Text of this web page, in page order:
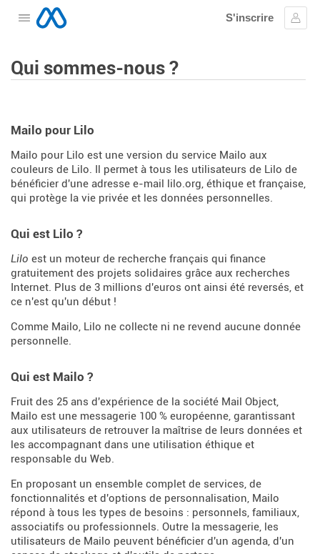
Ouvrir le menu
S'inscrire
Se
Qui sommes-nous ?
Mailo pour Lilo
Mailo pour Lilo est une version du service Mailo aux
couleurs de Lilo. Il permet à tous les utilisateurs de Lilo de
bénéficier d'une adresse e-mail lilo.org, éthique et française,
qui protège la vie privée et les données personnelles.
Qui est Lilo ?
Lilo est un moteur de recherche français qui finance
gratuitement des projets solidaires grâce aux recherches
Internet. Plus de 3 millions d'euros ont ainsi été reversés, et
ce n'est qu'un début !
Comme Mailo, Lilo ne collecte ni ne revend aucune donnée
personnelle.
Qui est Mailo ?
Fruit des 25 ans d'expérience de la société Mail Object,
Mailo est une messagerie 100 % européenne, garantissant
aux utilisateurs de retrouver la maîtrise de leurs données et
les accompagnant dans une utilisation éthique et
responsable du Web.
En proposant un ensemble complet de services, de
fonctionnalités et d'options de personnalisation, Mailo
répond à tous les types de besoins : personnels, familiaux,
associatifs ou professionnels. Outre la messagerie, les
utilisateurs de Mailo peuvent bénéficier d'un agenda, d'un